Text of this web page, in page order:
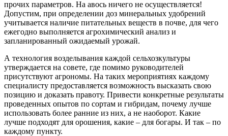
прочих параметров. На авось ничего не осуществляется!
Допустим, при определении доз минеральных удобрений
учитывается наличие питательных веществ в почве, для чего
ежегодно выполняется агрохимический анализ и
запланированный ожидаемый урожай.
А технология возделывания каждой сельхозкультуры
утверждается на совете, где помимо руководителей
присутствуют агрономы. На таких мероприятиях каждому
специалисту предоставляется возможность высказать свою
позицию и доказать правоту. Привести конкретные результаты
проведенных опытов по сортам и гибридам, почему лучше
использовать более ранние из них, а не наоборот. Какие
лучше подходят для орошения, какие – ​для богары. И так – ​по
каждому пункту.